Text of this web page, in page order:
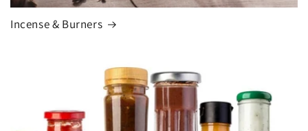
Incense & Burners